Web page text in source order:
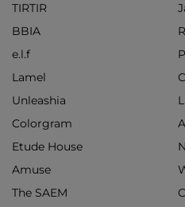
TIRTIR
BBIA
e.l.f
Lamel
Unleashia
Colorgram
Etude House
Amuse
The SAEM